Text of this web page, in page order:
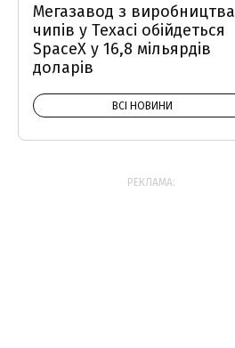
Мегазавод з виробництва
чипів у Техасі обійдеться
SpaceX у 16,8 мільярдів
доларів
ВСІ НОВИНИ
РЕКЛАМА: